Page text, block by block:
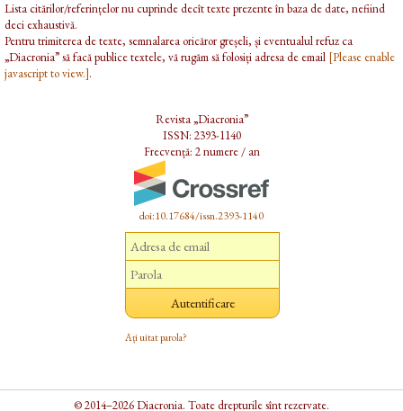
Lista citărilor/referințelor nu cuprinde decît texte prezente în baza de date, nefiind
deci exhaustivă.
Pentru trimiterea de texte, semnalarea oricăror greșeli, și eventualul refuz ca
„Diacronia” să facă publice textele, vă rugăm să folosiți adresa de email [Please enable
javascript to view.].
Revista „Diacronia”
ISSN: 2393-1140
Frecvență: 2 numere / an
doi:10.17684/issn.2393-1140
Ați uitat parola?
© 2014–2026 Diacronia. Toate drepturile sînt rezervate.